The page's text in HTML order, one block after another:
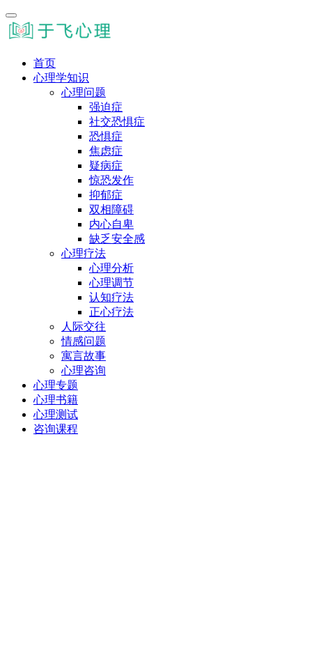
首页
心理学知识
心理问题
强迫症
社交恐惧症
恐惧症
焦虑症
疑病症
惊恐发作
抑郁症
双相障碍
内心自卑
缺乏安全感
心理疗法
心理分析
心理调节
认知疗法
正心疗法
人际交往
情感问题
寓言故事
心理咨询
心理专题
心理书籍
心理测试
咨询课程